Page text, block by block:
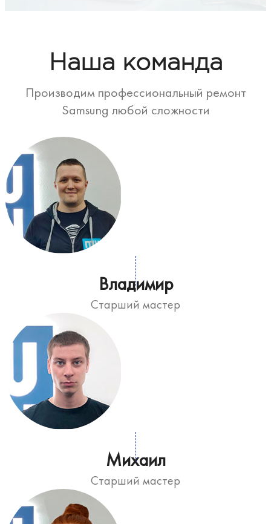
Наша команда
Производим профессиональный ремонт
Samsung любой сложности
Владимир
Старший мастер
Михаил
Старший мастер